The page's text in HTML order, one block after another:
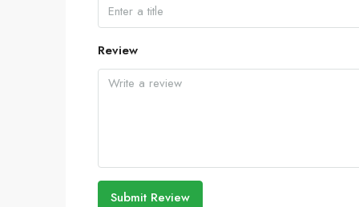
Review
Submit Review